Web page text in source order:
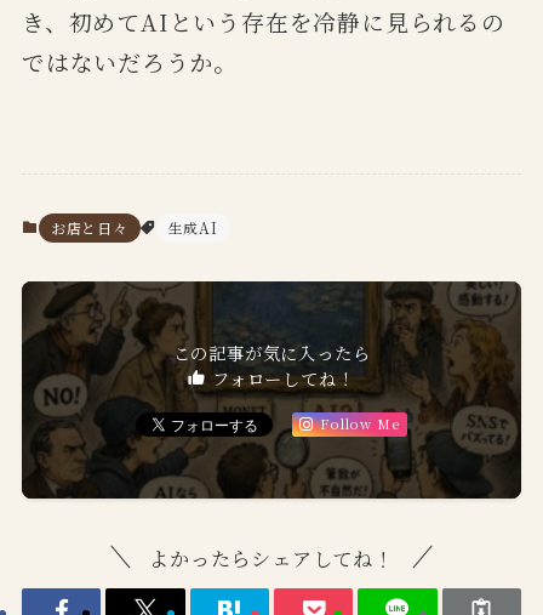
き、初めてAIという存在を冷静に見られるの
ではないだろうか。
お店と日々 生成AI
この記事が気に入ったら
フォローしてね！
Follow Me
よかったらシェアしてね！